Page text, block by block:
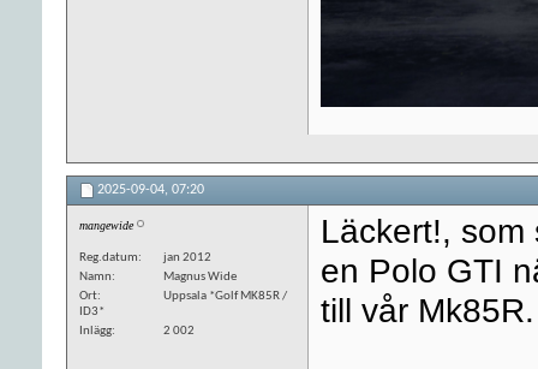
2025-09-04, 07:20
mangewide
Reg.datum
jan 2012
Namn
Magnus Wide
Ort
Uppsala *Golf MK85R /
ID3*
Inlägg
2 002
Läckert!,
en Polo GTI
till vår Mk85R.